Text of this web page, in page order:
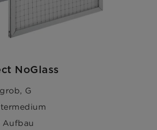
NoGlass
G
Aufbau